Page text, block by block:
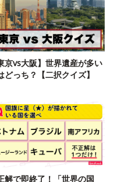
京vs大阪】世界遺産が多い
どっち？【二択クイズ】
解で即終了！「世界の国